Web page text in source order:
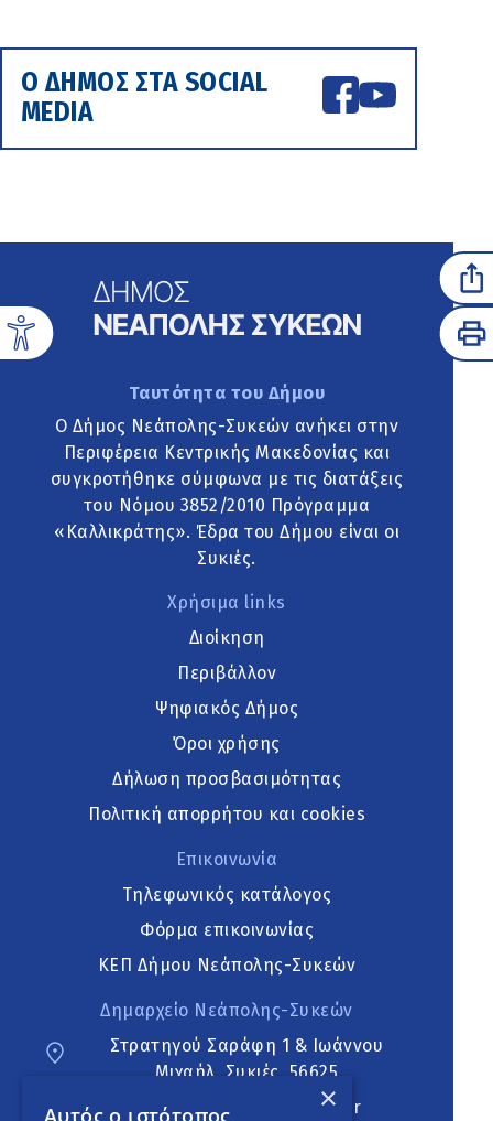
Ο ΔΗΜΟΣ ΣΤΑ SOCIAL
MEDIA
Ταυτότητα του Δήμου
Ο Δήμος Νεάπολης-Συκεών ανήκει στην
Περιφέρεια Κεντρικής Μακεδονίας και
συγκροτήθηκε σύμφωνα με τις διατάξεις
του Νόμου 3852/2010 Πρόγραμμα
«Καλλικράτης». Έδρα του Δήμου είναι οι
Συκιές.
Χρήσιμα links
Διοίκηση
Περιβάλλον
Ψηφιακός Δήμος
Όροι χρήσης
Δήλωση προσβασιμότητας
Πολιτική απορρήτου και cookies
Επικοινωνία
Τηλεφωνικός κατάλογος
Φόρμα επικοινωνίας
ΚΕΠ Δήμου Νεάπολης-Συκεών
Δημαρχείο Νεάπολης-Συκεών
Στρατηγού Σαράφη 1 & Ιωάννου
Μιχαήλ, Συκιές, 56625
neapoli.sykies@ddt.gov.gr
×
Αυτός ο ιστότοπος